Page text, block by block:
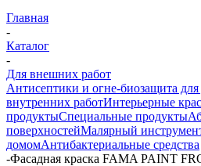
Главная
-
Каталог
-
Для внешних работ
Антисептики и огне-биозащита
внутренних работИнтерьерные
продуктыСпециальные продукты
поверхностейМалярный
домомАнтибактериальные средства
-Фасадная краска FAMA PAINT